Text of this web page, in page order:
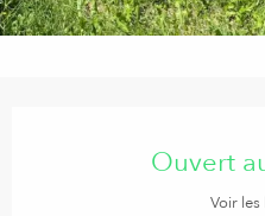
Ouvert
Voir